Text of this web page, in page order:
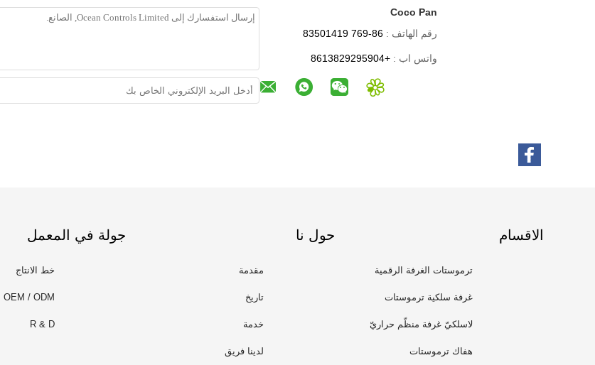
Coco Pan
رقم الهاتف :
واتس اب : +8613829295904
الاقسام
ترموستات الغرفة الرقمية
غرفة سلكية ترموستات
لاسلكيّ غرفة منظّم حراريّ
هفاك ترموستات
حول نا
مقدمة
تاريخ
خدمة
لدينا فريق
جولة في المعمل
خط الانتاج
OEM / ODM
R & D